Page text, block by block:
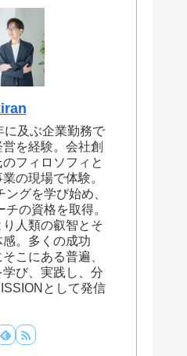
に及ぶ企業勤務で
を経験。会社創
フィロソフィと
の現場で体験。
グを学び始め、
の資格を取得。
人類の叡智とそ
。多くの成功
こにある普遍、
び、実践し、分
として発信